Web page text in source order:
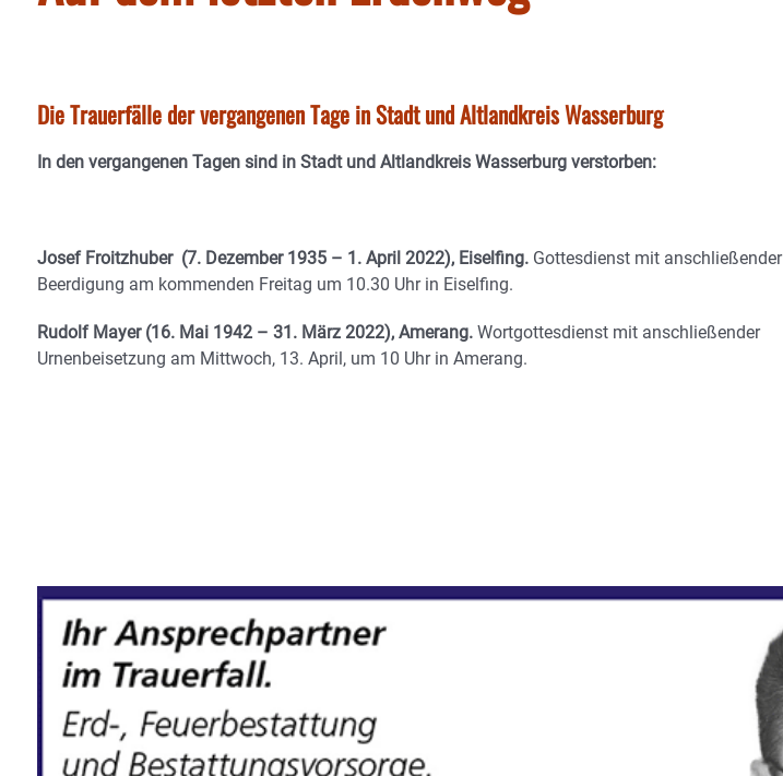
Die Trauerfälle der vergangenen Tage in Stadt und Altlandkreis Wasserburg
In den vergangenen Tagen sind in Stadt und Altlandkreis Wasserburg verstorben:
Josef Froitzhuber (7. Dezember 1935 – 1. April 2022), Eiselfing. Gottesdienst mit anschließender
Beerdigung am kommenden Freitag um 10.30 Uhr in Eiselfing.
Rudolf Mayer (16. Mai 1942 – 31. März 2022), Amerang. Wortgottesdienst mit anschließender
Urnenbeisetzung am Mittwoch, 13. April, um 10 Uhr in Amerang.